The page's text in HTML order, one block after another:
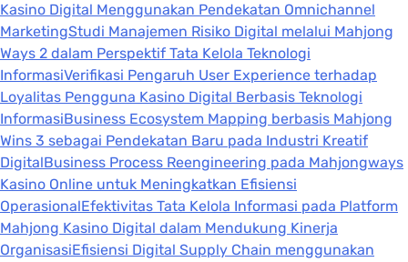
Kasino Digital Menggunakan Pendekatan Omnichannel
MarketingStudi Manajemen Risiko Digital melalui Mahjong
Ways 2 dalam Perspektif Tata Kelola Teknologi
InformasiVerifikasi Pengaruh User Experience terhadap
Loyalitas Pengguna Kasino Digital Berbasis Teknologi
InformasiBusiness Ecosystem Mapping berbasis Mahjong
Wins 3 sebagai Pendekatan Baru pada Industri Kreatif
DigitalBusiness Process Reengineering pada Mahjongways
Kasino Online untuk Meningkatkan Efisiensi
OperasionalEfektivitas Tata Kelola Informasi pada Platform
Mahjong Kasino Digital dalam Mendukung Kinerja
OrganisasiEfisiensi Digital Supply Chain menggunakan